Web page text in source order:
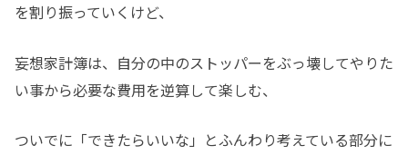
を割り振っていくけど、
妄想家計簿は、自分の中のストッパーをぶっ壊してやりた
い事から必要な費用を逆算して楽しむ、
ついでに「できたらいいな」とふんわり考えている部分に